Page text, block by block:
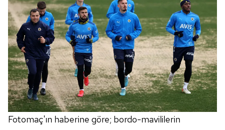
Fotomaç'ın haberine göre; bordo-mavililerin